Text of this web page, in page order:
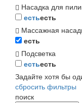
Насадка для
естьесть
Массажная
есть
Подсветка
естьесть
Задайте хотя бы
сбросить фильтры
поиск